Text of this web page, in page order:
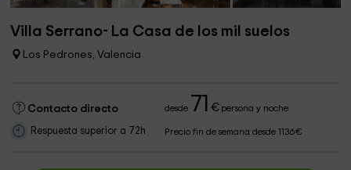
Villa Serrano- La Casa de los mil suelos
Los Pedrones, Valencia
Contacto directo desde 71 €persona y noche
Respuesta superior a 72h Precio fin de semana desde 1136€